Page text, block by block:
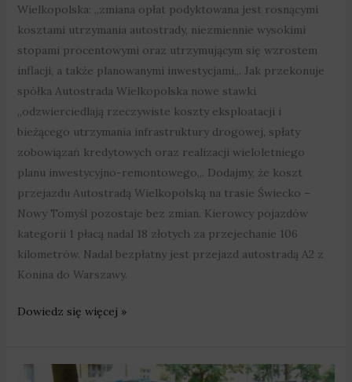
Wielkopolska: „zmiana opłat podyktowana jest rosnącymi
kosztami utrzymania autostrady, niezmiennie wysokimi
stopami procentowymi oraz utrzymującym się wzrostem
inflacji, a także planowanymi inwestycjami„. Jak przekonuje
spółka Autostrada Wielkopolska nowe stawki
„odzwierciedlają rzeczywiste koszty eksploatacji i
bieżącego utrzymania infrastruktury drogowej, spłaty
zobowiązań kredytowych oraz realizacji wieloletniego
planu inwestycyjno-remontowego„. Dodajmy, że koszt
przejazdu Autostradą Wielkopolską na trasie Świecko –
Nowy Tomyśl pozostaje bez zmian. Kierowcy pojazdów
kategorii 1 płacą nadal 18 złotych za przejechanie 106
kilometrów. Nadal bezpłatny jest przejazd autostradą A2 z
Konina do Warszawy.
Dowiedz się więcej »